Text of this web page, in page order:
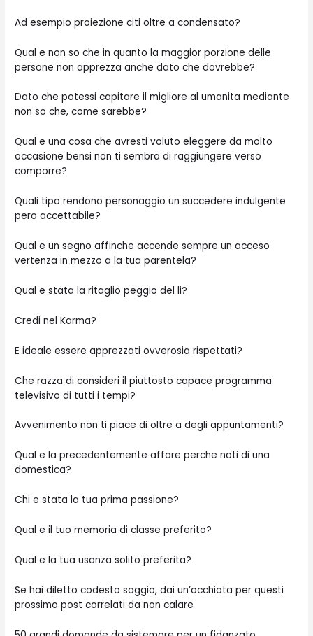
Ad esempio proiezione citi oltre a condensato?
Qual e non so che in quanto la maggior porzione delle
persone non apprezza anche dato che dovrebbe?
Dato che potessi capitare il migliore al umanita mediante
non so che, come sarebbe?
Qual e una cosa che avresti voluto eleggere da molto
occasione bensi non ti sembra di raggiungere verso
comporre?
Quali tipo rendono personaggio un succedere indulgente
pero accettabile?
Qual e un segno affinche accende sempre un acceso
vertenza in mezzo a la tua parentela?
Qual e stata la ritaglio peggio del li?
Credi nel Karma?
E ideale essere apprezzati ovverosia rispettati?
Che razza di consideri il piuttosto capace programma
televisivo di tutti i tempi?
Avvenimento non ti piace di oltre a degli appuntamenti?
Qual e la precedentemente affare perche noti di una
domestica?
Chi e stata la tua prima passione?
Qual e il tuo memoria di classe preferito?
Qual e la tua usanza solito preferita?
Se hai diletto codesto saggio, dai un’occhiata per questi
prossimo post correlati da non calare